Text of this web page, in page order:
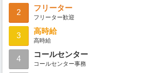
2
フリーター
フリーター歓迎
3
高時給
高時給
4
コールセンター
コールセンター事務